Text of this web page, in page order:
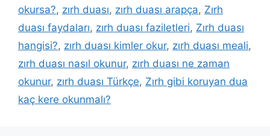
okursa?, zırh duası, zırh duası arapça, Zırh
duası faydaları, zırh duası faziletleri, Zırh duası
hangisi?, zırh duası kimler okur, zırh duası meali,
zırh duası nasıl okunur, zırh duası ne zaman
okunur, zırh duası Türkçe, Zırh gibi koruyan dua
kaç kere okunmalı?